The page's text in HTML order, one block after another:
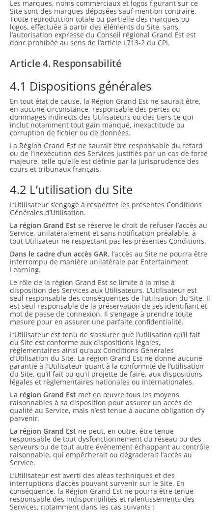
Les marques, noms commerciaux et logos figurant sur ce
Site sont des marques déposées sauf mention contraire.
Toute reproduction totale ou partielle des marques ou
logos, effectuée à partir des éléments du Site, sans
l’autorisation expresse du Conseil régional Grand Est est
donc prohibée au sens de l’article L713-2 du CPI.
Article 4. Responsabilité
4.1 Dispositions générales
En tout état de cause, la Région Grand Est ne saurait être,
en aucune circonstance, responsable des pertes ou
dommages indirects des Utilisateurs ou des tiers ce qui
inclut notamment tout gain manqué, inexactitude ou
corruption de fichier ou de données.
La Région Grand Est ne saurait être responsable du retard
ou de l’inexécution des Services justifiés par un cas de force
majeure, telle qu’elle est définie par la jurisprudence des
cours et tribunaux français.
4.2 L’utilisation du Site
L’Utilisateur s’engage à respecter les présentes Conditions
Générales d’Utilisation.
La région Grand Est se réserve le droit de refuser l’accès au
Service, unilatéralement et sans notification préalable, à
tout Utilisateur ne respectant pas les présentes Conditions.
Dans le cadre d’un accès GAR, l’accès au Site ne pourra être
interrompu de manière unilatérale par Entertainment
Learning.
Le rôle de la région Grand Est se limite à la mise à
disposition des Services aux Utilisateurs. L’Utilisateur est
seul responsable des conséquences de l’utilisation du Site. Il
est seul responsable de la préservation de ses identifiant et
mot de passe de connexion. Il s’engage à prendre toute
mesure pour en assurer une parfaite confidentialité.
L’Utilisateur est tenu de s’assurer que l’utilisation qu’il fait
du Site est conforme aux dispositions légales,
règlementaires ainsi qu’aux Conditions Générales
d’Utilisation du Site. La région Grand Est ne donne aucune
garantie à l’Utilisateur quant à la conformité de l’utilisation
du Site, qu’il fait ou qu’il projette de faire, aux dispositions
légales et règlementaires nationales ou internationales.
La région Grand Est met en œuvre tous les moyens
raisonnables à sa disposition pour assurer un accès de
qualité au Service, mais n’est tenue à aucune obligation d’y
parvenir.
La région Grand Est ne peut, en outre, être tenue
responsable de tout dysfonctionnement du réseau ou des
serveurs ou de tout autre événement échappant au contrôle
raisonnable, qui empêcherait ou dégraderait l’accès au
Service.
L’Utilisateur est averti des aléas techniques et des
interruptions d’accès pouvant survenir sur le Site. En
conséquence, la Région Grand Est ne pourra être tenue
responsable des indisponibilités et ralentissements des
Services, notamment dans les cas suivants :